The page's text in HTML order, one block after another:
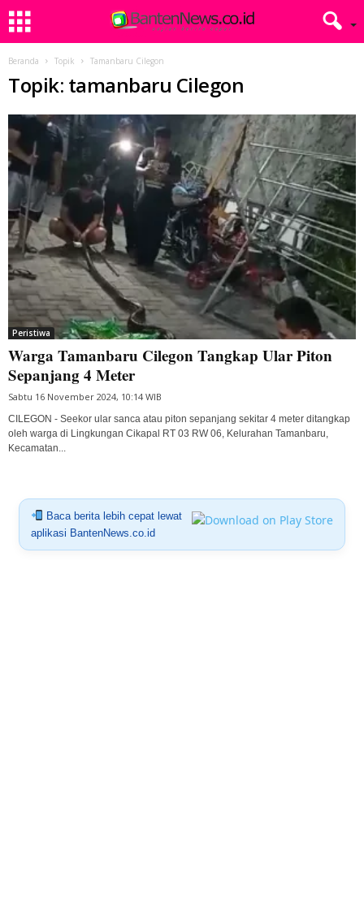
Beranda Topik Tamanbaru Cilegon
Topik: tamanbaru Cilegon
Peristiwa
Warga Tamanbaru Cilegon Tangkap Ular Piton
Sepanjang 4 Meter
Sabtu 16 November 2024, 10:14 WIB
CILEGON - Seekor ular sanca atau piton sepanjang sekitar 4 meter ditangkap
oleh warga di Lingkungan Cikapal RT 03 RW 06, Kelurahan Tamanbaru,
Kecamatan...
Baca berita lebih cepat lewat
aplikasi BantenNews.co.id